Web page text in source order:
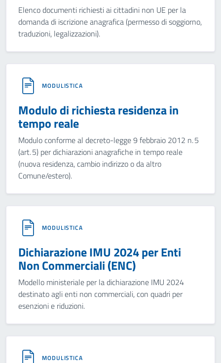
Elenco documenti richiesti ai cittadini non UE per la
domanda di iscrizione anagrafica (permesso di soggiorno,
traduzioni, legalizzazioni).
MODULISTICA
Modulo di richiesta residenza in
tempo reale
Modulo conforme al decreto-legge 9 febbraio 2012 n. 5
(art. 5) per dichiarazioni anagrafiche in tempo reale
(nuova residenza, cambio indirizzo o da altro
Comune/estero).
MODULISTICA
Dichiarazione IMU 2024 per Enti
Non Commerciali (ENC)
Modello ministeriale per la dichiarazione IMU 2024
destinato agli enti non commerciali, con quadri per
esenzioni e riduzioni.
MODULISTICA